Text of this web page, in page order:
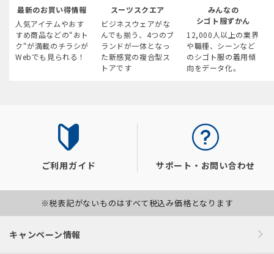
最新のお買い得情報
人気アイテムやおす
すめ商品などの“おト
ク“が満載のチラシが
Webでも見られる！
スーツスクエア
ビジネスウェアがな
んでも揃う、4つのブ
ランドが一体となっ
た新感覚の複合型ス
トアです
みんなの
シゴト服ずかん
12,000人以上の業界
や職種、シーンなど
のシゴト服の着用傾
向をデータ化。
ご利用ガイド サポート・お問い合わせ
※税表記がないものはすべて税込み価格となります
キャンペーン情報